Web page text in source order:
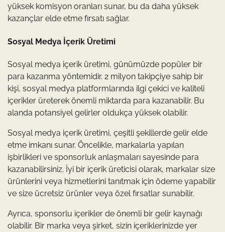
yüksek komisyon oranları sunar, bu da daha yüksek
kazançlar elde etme fırsatı sağlar.
Sosyal Medya İçerik Üretimi
Sosyal medya içerik üretimi, günümüzde popüler bir
para kazanma yöntemidir. 2 milyon takipçiye sahip bir
kişi, sosyal medya platformlarında ilgi çekici ve kaliteli
içerikler üreterek önemli miktarda para kazanabilir. Bu
alanda potansiyel gelirler oldukça yüksek olabilir.
Sosyal medya içerik üretimi, çeşitli şekillerde gelir elde
etme imkanı sunar. Öncelikle, markalarla yapılan
işbirlikleri ve sponsorluk anlaşmaları sayesinde para
kazanabilirsiniz. İyi bir içerik üreticisi olarak, markalar size
ürünlerini veya hizmetlerini tanıtmak için ödeme yapabilir
ve size ücretsiz ürünler veya özel fırsatlar sunabilir.
Ayrıca, sponsorlu içerikler de önemli bir gelir kaynağı
olabilir. Bir marka veya şirket, sizin içeriklerinizde yer